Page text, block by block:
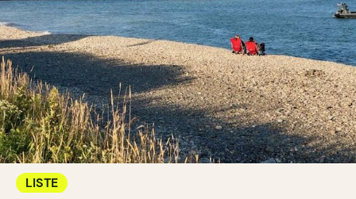
LISTE